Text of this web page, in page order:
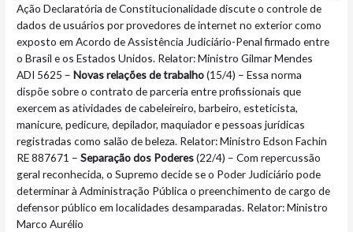
Ação Declaratória de Constitucionalidade discute o controle de
dados de usuários por provedores de internet no exterior como
exposto em Acordo de Assistência Judiciário-Penal firmado entre
o Brasil e os Estados Unidos. Relator: Ministro Gilmar Mendes
ADI 5625 –Novas relações de trabalho(15/4) – Essa norma
dispõe sobre o contrato de parceria entre profissionais que
exercem as atividades de cabeleireiro, barbeiro, esteticista,
manicure, pedicure, depilador, maquiador e pessoas jurídicas
registradas como salão de beleza. Relator: Ministro Edson Fachin
RE 887671 –Separação dos Poderes(22/4) – Com repercussão
geral reconhecida, o Supremo decide se o Poder Judiciário pode
determinar à Administração Pública o preenchimento de cargo de
defensor público em localidades desamparadas. Relator: Ministro
Marco Aurélio